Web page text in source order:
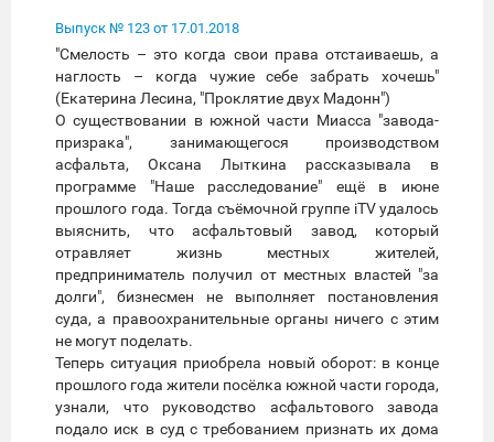
Выпуск № 123 от 17.01.2018
"Смелость – это когда свои права отстаиваешь, а
наглость – когда чужие себе забрать хочешь"
(Екатерина Лесина, "Проклятие двух Мадонн")
О существовании в южной части Миасса "завода-
призрака", занимающегося производством
асфальта, Оксана Лыткина рассказывала в
программе "Наше расследование" ещё в июне
прошлого года. Тогда съёмочной группе iTV удалось
выяснить, что асфальтовый завод, который
отравляет жизнь местных жителей,
предприниматель получил от местных властей "за
долги", бизнесмен не выполняет постановления
суда, а правоохранительные органы ничего с этим
не могут поделать.
Теперь ситуация приобрела новый оборот: в конце
прошлого года жители посёлка южной части города,
узнали, что руководство асфальтового завода
подало иск в суд с требованием признать их дома